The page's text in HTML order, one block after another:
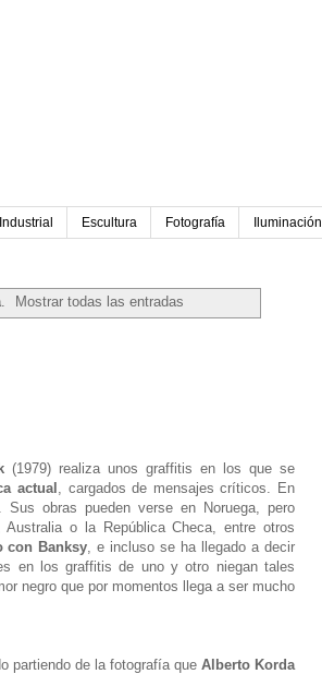
Escultura Fotografía Iluminación
. Mostrar todas las entradas
(1979) realiza unos graffitis en los que se
actual
, cargados de mensajes críticos. En
obras pueden verse en Noruega, pero
Australia o la República Checa, entre otros
con Banksy , e incluso se ha llegado a decir
en los graffitis de uno y otro niegan tales
negro que por momentos llega a ser mucho
partiendo de la fotografía que Alberto Korda